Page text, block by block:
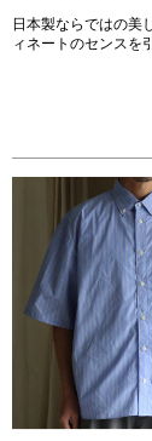
日本製ならではの美
ィネートのセンスを